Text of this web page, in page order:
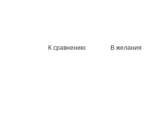
К сравнению В желания